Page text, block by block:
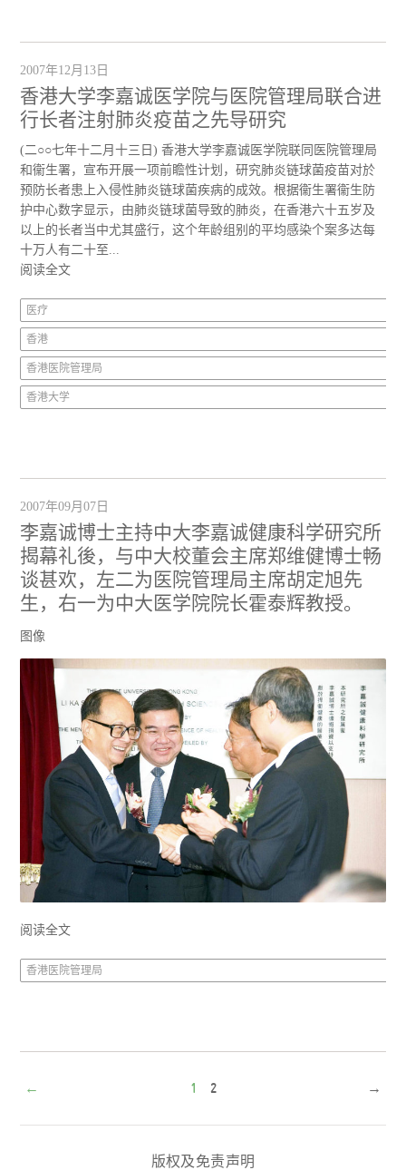
2007年12月13日
香港大学李嘉诚医学院与医院管理局联合进
行长者注射肺炎疫苗之先导研究
(二○○七年十二月十三日) 香港大学李嘉诚医学院联同医院管理局
和衞生署，宣布开展一项前瞻性计划，研究肺炎链球菌疫苗对於
预防长者患上入侵性肺炎链球菌疾病的成效。根据衞生署衞生防
护中心数字显示，由肺炎链球菌导致的肺炎，在香港六十五岁及
以上的长者当中尤其盛行，这个年龄组别的平均感染个案多达每
十万人有二十至...
阅读全文
医疗
香港
香港医院管理局
香港大学
2007年09月07日
李嘉诚博士主持中大李嘉诚健康科学研究所
揭幕礼後，与中大校董会主席郑维健博士畅
谈甚欢，左二为医院管理局主席胡定旭先
生，右一为中大医学院院长霍泰辉教授。
图像
阅读全文
香港医院管理局
← 1 2 →
版权及免责声明